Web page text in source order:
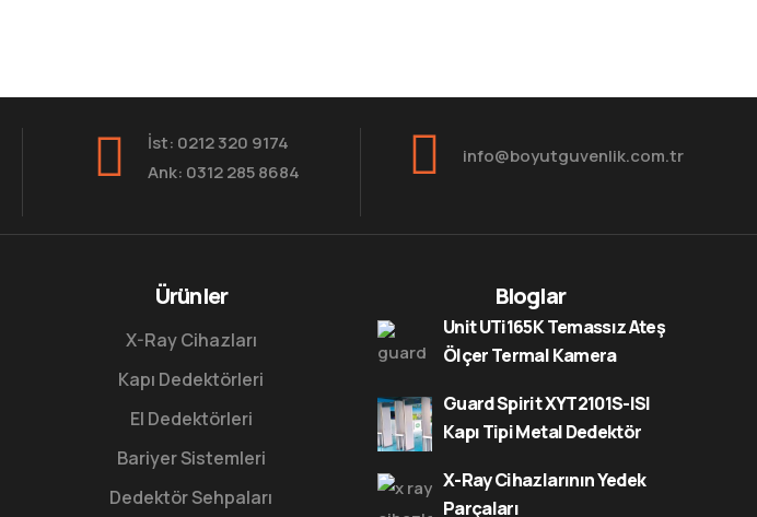
İst: 0212 320 9174
Ank: 0312 285 8684
info@boyutguvenlik.com.tr
Ürünler
X-Ray Cihazları
Kapı Dedektörleri
El Dedektörleri
Bariyer Sistemleri
Dedektör Sehpaları
Bloglar
Unit UTi165K Temassız Ateş
Ölçer Termal Kamera
Guard Spirit XYT2101S-ISI
Kapı Tipi Metal Dedektör
X-Ray Cihazlarının Yedek
Parçaları